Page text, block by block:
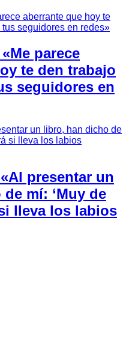
parece
te den trabajo
seguidores en
presentar un
mí: ‘Muy de
lleva los labios